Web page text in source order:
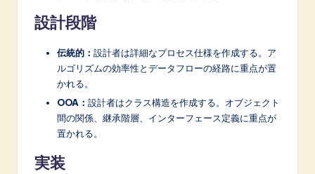
設計段階
伝統的： 設計者は詳細なプロセス仕様を作成する。ア
ルゴリズムの効率性とデータフローの経路に重点が置
かれる。
OOA： 設計者はクラス構造を作成する。オブジェクト
間の関係、継承階層、インターフェース定義に重点が
置かれる。
実装